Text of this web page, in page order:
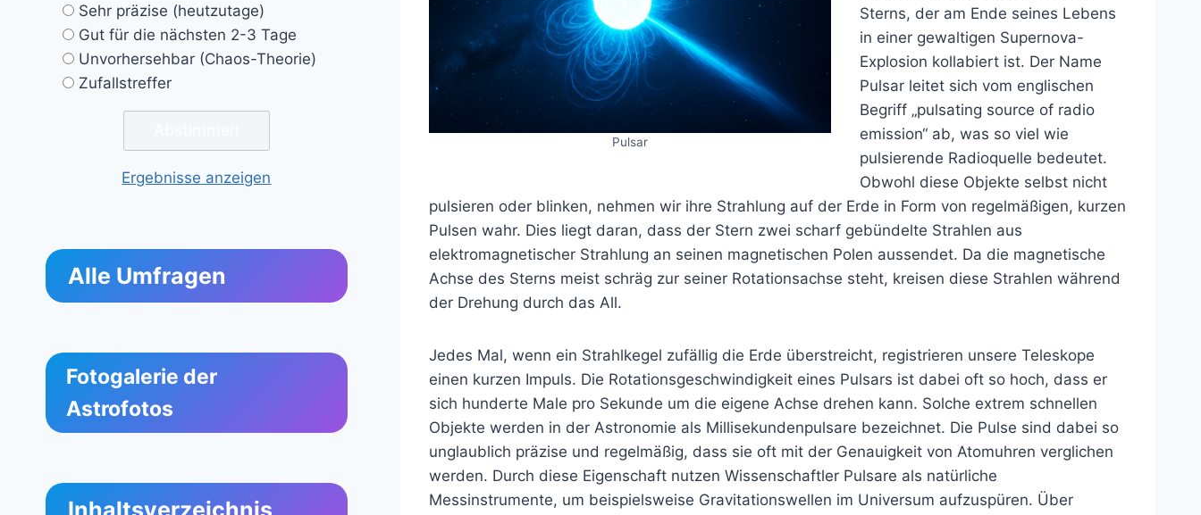
Pulsar
Sterns, der am Ende seines Lebens
in einer gewaltigen Supernova-
Explosion kollabiert ist. Der Name
Pulsar leitet sich vom englischen
Begriff „pulsating source of radio
emission“ ab, was so viel wie
pulsierende Radioquelle bedeutet.
Obwohl diese Objekte selbst nicht
pulsieren oder blinken, nehmen wir ihre Strahlung auf der Erde in Form von regelmäßigen, kurzen
Pulsen wahr. Dies liegt daran, dass der Stern zwei scharf gebündelte Strahlen aus
elektromagnetischer Strahlung an seinen magnetischen Polen aussendet. Da die magnetische
Achse des Sterns meist schräg zur seiner Rotationsachse steht, kreisen diese Strahlen während
der Drehung durch das All.
Jedes Mal, wenn ein Strahlkegel zufällig die Erde überstreicht, registrieren unsere Teleskope
einen kurzen Impuls. Die Rotationsgeschwindigkeit eines Pulsars ist dabei oft so hoch, dass er
sich hunderte Male pro Sekunde um die eigene Achse drehen kann. Solche extrem schnellen
Objekte werden in der Astronomie als Millisekundenpulsare bezeichnet. Die Pulse sind dabei so
unglaublich präzise und regelmäßig, dass sie oft mit der Genauigkeit von Atomuhren verglichen
werden. Durch diese Eigenschaft nutzen Wissenschaftler Pulsare als natürliche
Messinstrumente, um beispielsweise Gravitationswellen im Universum aufzuspüren. Über
Sehr präzise (heutzutage)
Gut für die nächsten 2-3 Tage
Unvorhersehbar (Chaos-Theorie)
Zufallstreffer
Ergebnisse anzeigen
Alle Umfragen
Fotogalerie der
Astrofotos
Inhaltsverzeichnis